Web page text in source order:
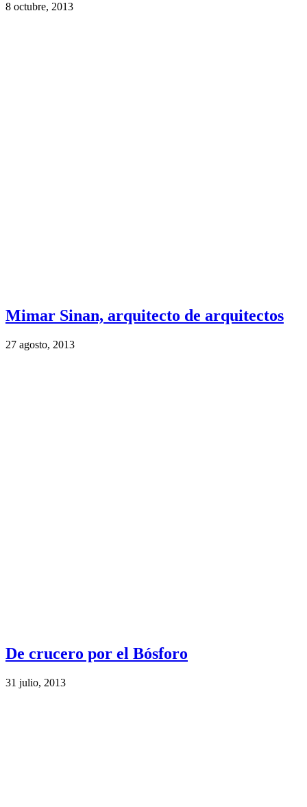
8 octubre, 2013
Mimar Sinan, arquitecto de arquitectos
27 agosto, 2013
De crucero por el Bósforo
31 julio, 2013